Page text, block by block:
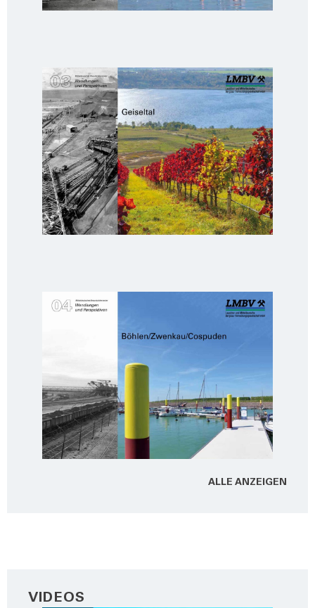
ALLE ANZEI­GEN
VIDEOS